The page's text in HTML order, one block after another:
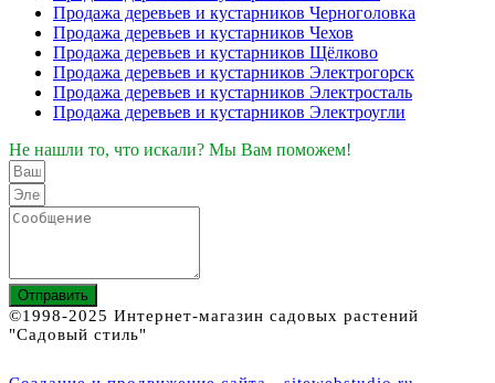
Продажа деревьев и кустарников Черноголовка
Продажа деревьев и кустарников Чехов
Продажа деревьев и кустарников Щёлково
Продажа деревьев и кустарников Электрогорск
Продажа деревьев и кустарников Электросталь
Продажа деревьев и кустарников Электроугли
Не нашли то, что искали? Мы Вам поможем!
Отправить
©1998-2025 Интернет-магазин садовых растений
"Садовый стиль"